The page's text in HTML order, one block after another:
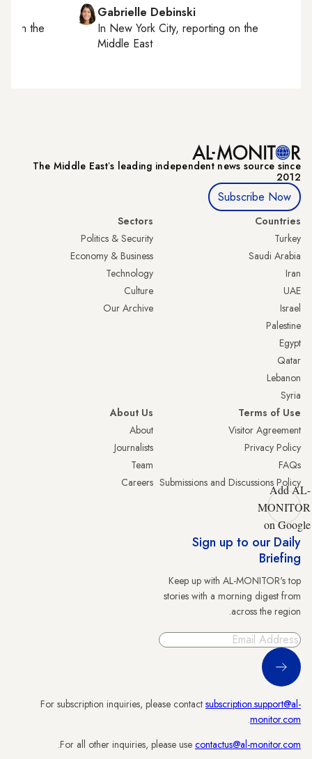
Gabrielle Debinski
In New York City, reporting on the
Middle East
on the
The Middle Eastʼs leading independent news source since
2012
Subscribe Now
Countries
Turkey
Saudi Arabia
Iran
UAE
Israel
Palestine
Egypt
Qatar
Lebanon
Syria
Sectors
Politics & Security
Economy & Business
Technology
Culture
Our Archive
Terms of Use
Visitor Agreement
Privacy Policy
FAQs
Submissions and Discussions Policy
About Us
About
Journalists
Team
Careers
Add AL-
MONITOR
on Google
Sign up to our Daily
Briefing
Keep up with AL-MONITOR's top
stories with a morning digest from
across the region.
Sign Up
For subscription inquiries, please contact subscription.support@al-
monitor.com
.
For all other inquiries, please use contactus@al-monitor.com
.